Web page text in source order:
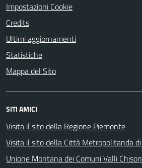
Impostazioni Cookie
Credits
Ultimi aggiornamenti
Statistiche
Mappa del Sito
SITI AMICI
Visita il sito della Regione Piemonte
Visita il sito della Città Metropolitanda di
Unione Montana dei Comuni Valli